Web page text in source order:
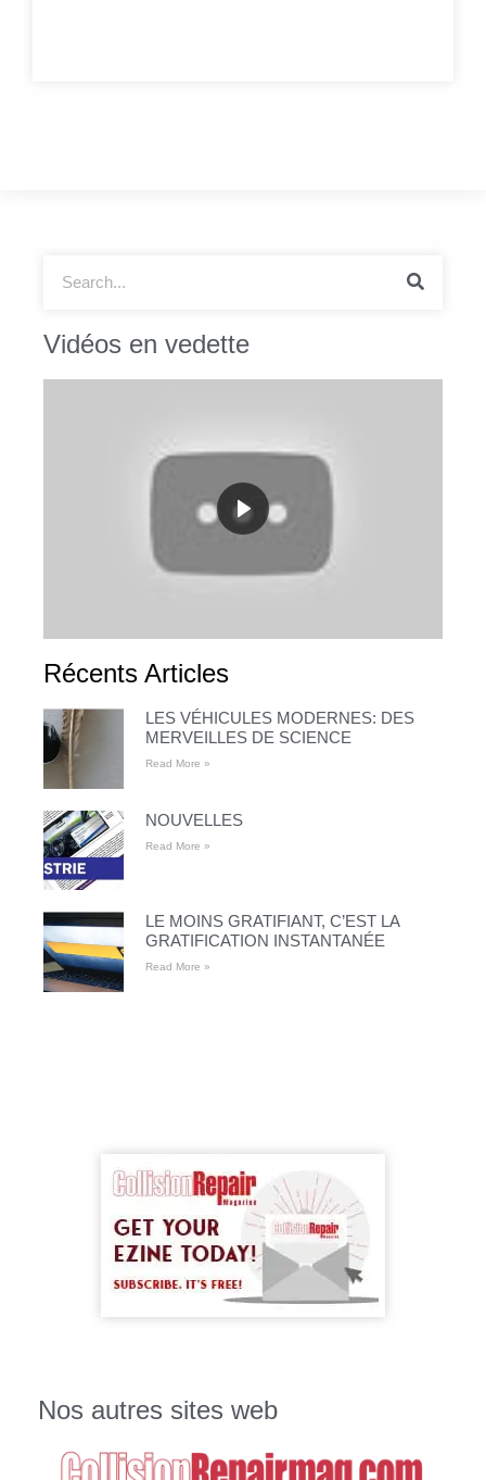
Vidéos en vedette
Récents Articles
LES VÉHICULES MODERNES: DES
MERVEILLES DE SCIENCE
Read More »
NOUVELLES
Read More »
LE MOINS GRATIFIANT, C’EST LA
GRATIFICATION INSTANTANÉE
Read More »
Nos autres sites web